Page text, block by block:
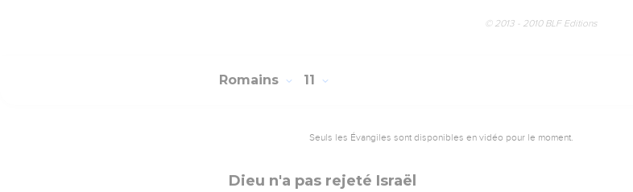
© 2013 - 2010 BLF Editions
Romains 11
Seuls les Évangiles sont disponibles en vidéo pour le moment.
Dieu n'a pas rejeté Israël